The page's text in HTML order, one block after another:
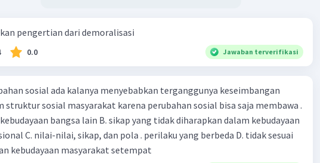
pengertian dari demoralisasi
0.0 Jawaban terverifikasi
sosial ada kalanya menyebabkan terganggunya keseimbangan
struktur sosial masyarakat karena perubahan sosial bisa saja membawa .
kebudayaan bangsa lain B. sikap yang tidak diharapkan dalam kebudayaan
C. nilai-nilai, sikap, dan pola . perilaku yang berbeda D. tidak sesuai
kebudayaan masyarakat setempat